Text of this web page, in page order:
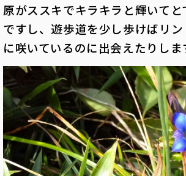
原がススキでキラキラと輝いて
ですし、遊歩道を少し歩けばリ
に咲いているのに出会えたりしま